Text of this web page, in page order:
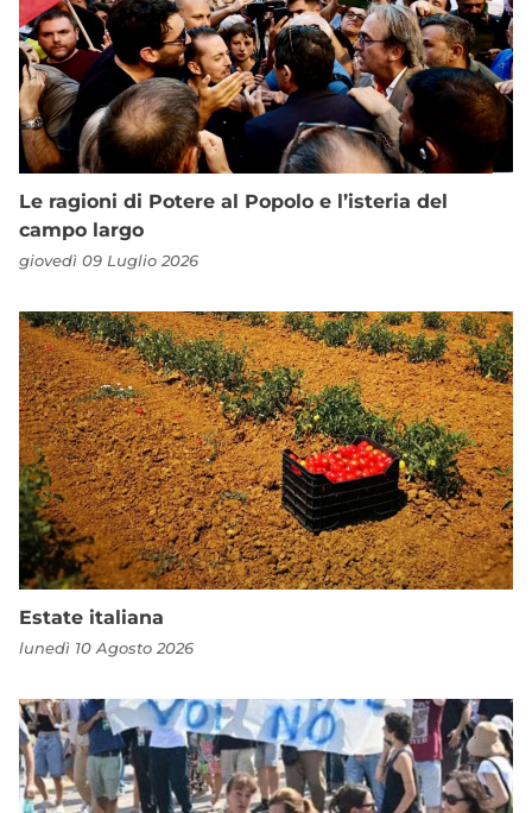
Le ragioni di Potere al Popolo e l’isteria del
campo largo
giovedì 09 Luglio 2026
Estate italiana
lunedì 10 Agosto 2026